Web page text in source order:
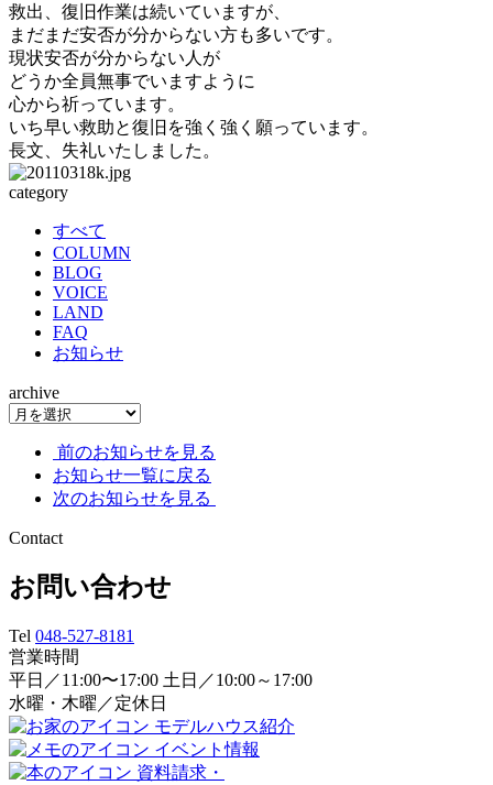
救出、復旧作業は続いていますが、
まだまだ安否が分からない方も多いです。
現状安否が分からない人が
どうか全員無事でいますように
心から祈っています。
いち早い救助と復旧を強く強く願っています。
長文、失礼いたしました。
category
すべて
COLUMN
BLOG
VOICE
LAND
FAQ
お知らせ
archive
前のお知らせを見る
お知らせ一覧に戻る
次のお知らせを見る
Contact
お問い合わせ
Tel 048-527-8181
営業時間
平日／11:00〜17:00 土日／10:00～17:00
水曜・木曜／定休日
モデルハウス紹介
イベント情報
資料請求・